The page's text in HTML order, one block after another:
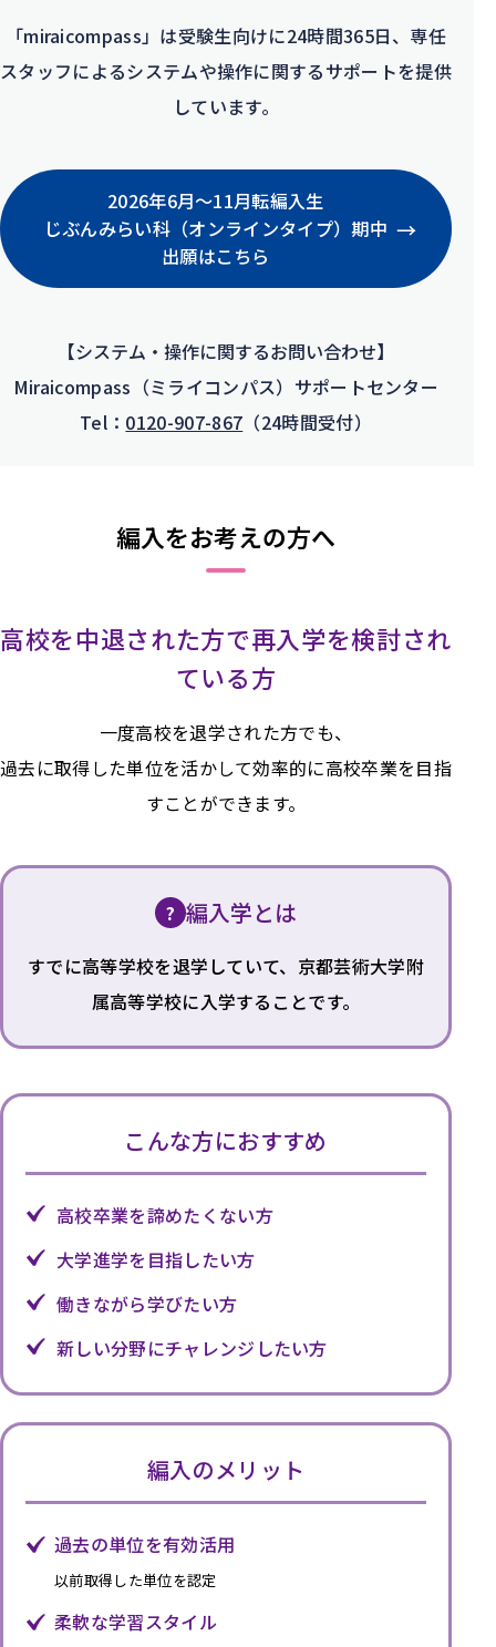
「miraicompass」は受験生向けに24時間365日、専任
スタッフによるシステムや操作に関するサポートを提供
しています。
2026年6月〜11月転編入生
じぶんみらい科 （オンラインタイプ）期中
出願はこちら
→
【システム・操作に関するお問い合わせ】
Miraicompass（ミライコンパス） サポートセンター
Tel： 0120-907-867 （24時間受付）
編入をお考えの方へ
高校を中退された方で再入学を検討され
ている方
一度高校を退学された方でも、
過去に取得した単位を活かして効率的に高校卒業を目指
すことができます。
? 編入学とは
すでに高等学校を退学していて、 京都芸術大学附
属高等学校に入学することです。
こんな方におすすめ
高校卒業を諦めたくない方
大学進学を目指したい方
働きながら学びたい方
新しい分野にチャレンジしたい方
編入のメリット
過去の単位を有効活用
以前取得した単位を認定
柔軟な学習スタイル